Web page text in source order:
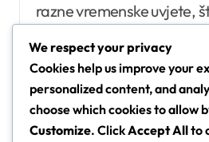
razne vremenske uvjete,
vlaga neće kompromitirati
omogućujući igračima da
svojim mečevima bez
otpornost na vremenske
We respect your privacy
Cookies help us improve your
personalized content, and
choose which cookies to allow
Customize. ClickAccept Allto